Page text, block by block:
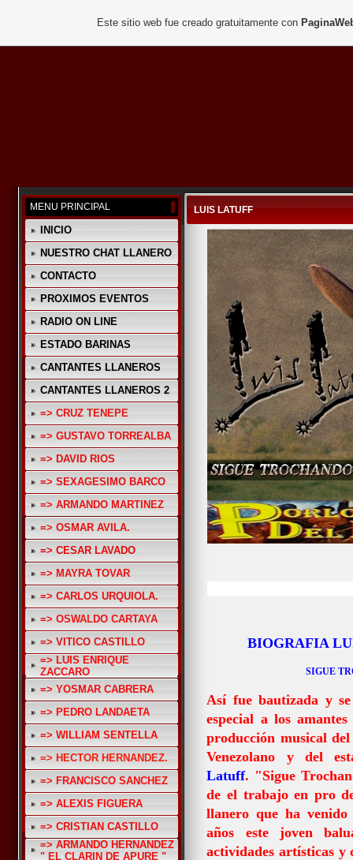
MENU PRINCIPAL
INICIO
NUESTRO CHAT LLANERO
CONTACTO
PROXIMOS EVENTOS
RADIO ON LINE
ESTADO BARINAS
CANTANTES LLANEROS
CANTANTES LLANEROS 2
=> CRUZ TENEPE
=> GUSTAVO TORREALBA
=> DAVID RIOS
=> SEXAGESIMO BARCO
=> ARMANDO MARTINEZ
=> OSMAR AVILA.
=> CESAR LAVADO
=> MAYRA TOVAR
=> CARLOS URQUIOLA.
=> OSWALDO CARTAYA
=> VITICO CASTILLO
=> LUIS ENRIQUE
ZACCARO
=> YOSMAR CABRERA
=> PEDRO LANDAETA
=> WILLIAM SENTELLA
=> HECTOR HERNANDEZ.
=> FRANCISCO SANCHEZ
=> ALEXIS FIGUERA
=> CRISTIAN CASTILLO
=> ARMANDO HERNANDEZ
" EL CLARIN DE APURE "
LUIS LATUFF
BIOGRAFIA
SIGUE
Así fue bautizada y
especial a los
producción musical
Venezolano y del
Latuff. "Sigue
de el trabajo en pro
llanero que ha venido
años este joven
actividades artísticas y
Este sitio web fue creado gratuitamente con